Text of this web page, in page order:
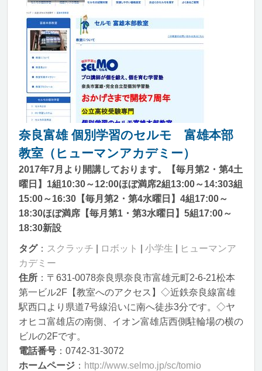
奈良富雄 個別学習のセルモ 富雄本部
教室（ヒューマンアカデミー）
2017年7月より開講しております。【毎月第2・第4土
曜日】1組10:30～12:00ほぼ満席2組13:00～14:303組
15:00～16:30【毎月第2・第4水曜日】4組17:00～
18:30ほぼ満席【毎月第1・第3水曜日】5組17:00～
18:30新設
タグ： スクラッチ ロボット 小学生
ヒューマンア
カデミー
住所 ：〒631-0078奈良県奈良市富雄元町2-6-21松本
第一ビル2F【教室へのアクセス】◇近鉄奈良線富雄
駅西口より県道7号線沿いに南へ徒歩3分です。◇ヤ
オヒコ富雄店の南側、イオン富雄店西側駐輪場の横の
ビルの2Fです。
電話番号 ：0742-31-3072
ホームページ ： http://www.selmo.jp/sc/tomio